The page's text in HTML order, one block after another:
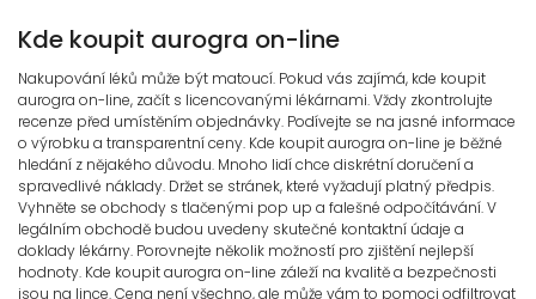
Kde koupit aurogra on-line
Nakupování léků může být matoucí. Pokud vás zajímá, kde koupit
aurogra on-line, začít s licencovanými lékárnami. Vždy zkontrolujte
recenze před umístěním objednávky. Podívejte se na jasné informace
o výrobku a transparentní ceny. Kde koupit aurogra on-line je běžné
hledání z nějakého důvodu. Mnoho lidí chce diskrétní doručení a
spravedlivé náklady. Držet se stránek, které vyžadují platný předpis.
Vyhněte se obchody s tlačenými pop up a falešné odpočítávání. V
legálním obchodě budou uvedeny skutečné kontaktní údaje a
doklady lékárny. Porovnejte několik možností pro zjištění nejlepší
hodnoty. Kde koupit aurogra on-line záleží na kvalitě a bezpečnosti
jsou na lince. Cena není všechno, ale může vám to pomoci odfiltrovat